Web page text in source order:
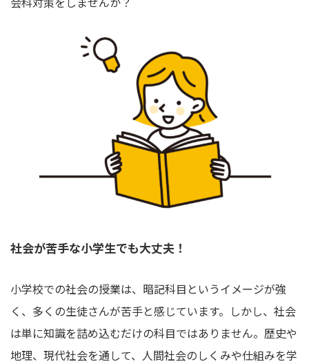
社会が苦手な小学生でも大丈夫！
小学校での社会の授業は、暗記科目というイメージが強
く、多くの生徒さんが苦手と感じています。しかし、社会
は単に知識を詰め込むだけの科目ではありません。歴史や
地理、現代社会を通して、人間社会のしくみや仕組みを学